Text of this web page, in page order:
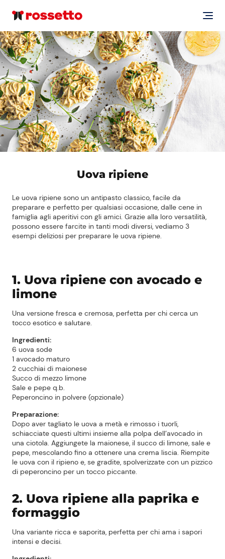
Uova ripiene
Le uova ripiene sono un antipasto classico, facile da
preparare e perfetto per qualsiasi occasione, dalle cene in
famiglia agli aperitivi con gli amici. Grazie alla loro versatilità,
possono essere farcite in tanti modi diversi, vediamo 3
esempi deliziosi per preparare le uova ripiene.
1. Uova ripiene con avocado e
limone
Una versione fresca e cremosa, perfetta per chi cerca un
tocco esotico e salutare.
Ingredienti:
6 uova sode
1 avocado maturo
2 cucchiai di maionese
Succo di mezzo limone
Sale e pepe q.b.
Peperoncino in polvere (opzionale)
Preparazione:
Dopo aver tagliato le uova a metà e rimosso i tuorli,
schiacciate questi ultimi insieme alla polpa dell’avocado in
una ciotola. Aggiungete la maionese, il succo di limone, sale e
pepe, mescolando fino a ottenere una crema liscia. Riempite
le uova con il ripieno e, se gradite, spolverizzate con un pizzico
di peperoncino per un tocco piccante.
2. Uova ripiene alla paprika e
formaggio
Una variante ricca e saporita, perfetta per chi ama i sapori
intensi e decisi.